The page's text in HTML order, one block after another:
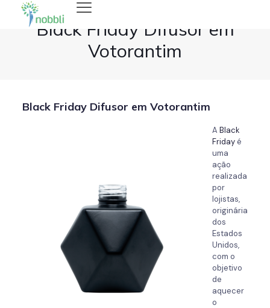
Black Friday Difusor em
Votorantim
Black Friday Difusor em Votorantim
A Black
Fridayé
uma
ação
realizada
por
lojistas,
originária
dos
Estados
Unidos,
com o
objetivo
de
aquecer
o